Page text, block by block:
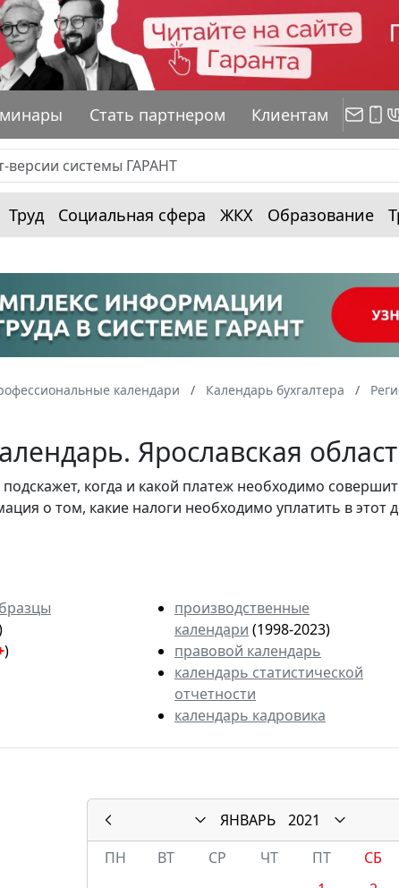
Стать партнером Клиентам
Труд Социальная сфера ЖКХ Образование
календари Календарь бухгалтера
Ярославская
подскажет, когда и какой платеж необходимо
о том, какие налоги необходимо уплатить в
)
производственные
календари (1998-2023)
правовой календарь
календарь статистической
отчетности
календарь кадровика
ЯНВАРЬ
2021
ПН
ВТ СР ЧТ ПТ СБ